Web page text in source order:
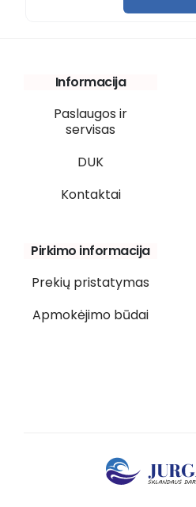
Informacija
Paslaugos ir
servisas
DUK
Kontaktai
Pirkimo informacija
Prekių pristatymas
Apmokėjimo būdai